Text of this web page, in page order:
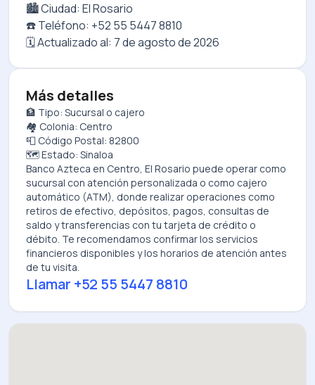
🏙️ Ciudad: El Rosario
☎️ Teléfono: +52 55 5447 8810
🗓️ Actualizado al: 7 de agosto de 2026
Más detalles
🏦 Tipo: Sucursal o cajero
🏘️ Colonia: Centro
📮 Código Postal: 82800
🗺️ Estado: Sinaloa
Banco Azteca en Centro, El Rosario puede operar como
sucursal con atención personalizada o como cajero
automático (ATM), donde realizar operaciones como
retiros de efectivo, depósitos, pagos, consultas de
saldo y transferencias con tu tarjeta de crédito o
débito. Te recomendamos confirmar los servicios
financieros disponibles y los horarios de atención antes
de tu visita.
Llamar +52 55 5447 8810